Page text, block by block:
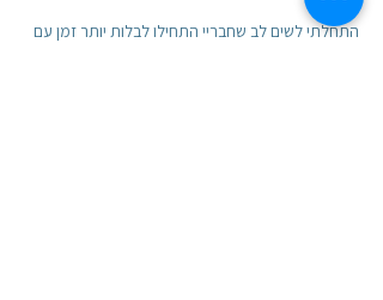
התחלתי לשים לב שחבריי התחילו לבלות יותר זמן עם